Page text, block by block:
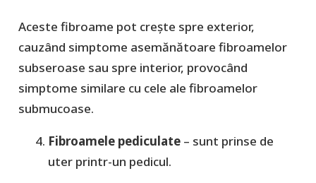
Aceste fibroame pot crește spre exterior,
cauzând simptome asemănătoare fibroamelor
subseroase sau spre interior, provocând
simptome similare cu cele ale fibroamelor
submucoase.
Fibroamele pediculate – sunt prinse de
uter printr-un pedicul.